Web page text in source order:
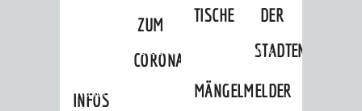
ZUM
CORONAVIRUS
INFOS
TISCHE
DER
MÄNGELMELDER
»Stadtthemen Freizeit»
sehenswert»Grüne Meilen
Rosenanlage